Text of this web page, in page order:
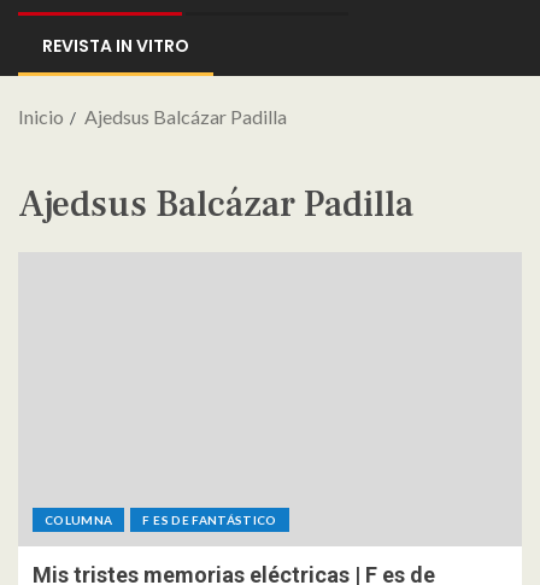
REVISTA IN VITRO
Inicio Ajedsus Balcázar Padilla
Ajedsus Balcázar Padilla
COLUMNA F ES DE FANTÁSTICO
Mis tristes memorias eléctricas | F es de